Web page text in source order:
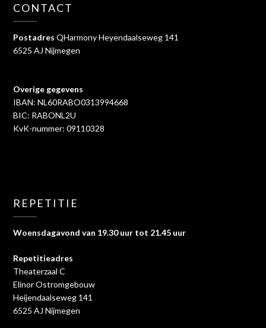
CONTACT
Postadres QHarmony Heyendaalseweg 141
6525 AJ Nijmegen
Overige gegevens
IBAN: NL60RABO0313994668
BIC: RABONL2U
KvK-nummer: 09110328
REPETITIE
Woensdagavond van 19.30 uur tot 21.45 uur
Repetitieadres
Theaterzaal C
Elinor Ostromgebouw
Heijendaalseweg 141
6525 AJ Nijmegen